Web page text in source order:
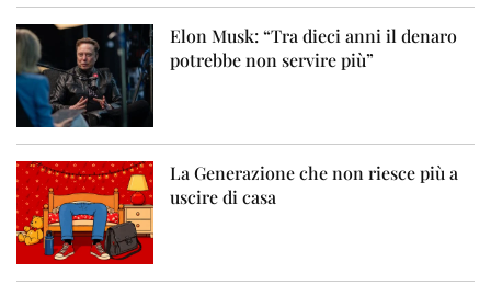
Elon Musk: “Tra dieci anni il denaro
potrebbe non servire più”
La Generazione che non riesce più a
uscire di casa